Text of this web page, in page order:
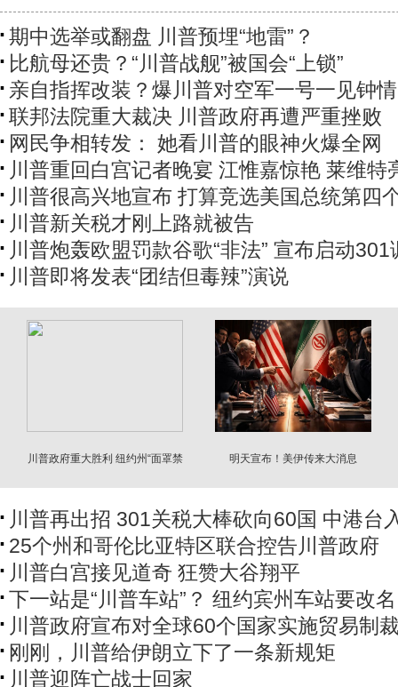
期中选举或翻盘 川普预埋“地雷”？
比航母还贵？“川普战舰”被国会“上锁”
亲自指挥改装？爆川普对空军一号一见钟情
联邦法院重大裁决 川普政府再遭严重挫败
网民争相转发： 她看川普的眼神火爆全网
川普重回白宫记者晚宴 江惟嘉惊艳 莱维特
川普很高兴地宣布 打算竞选美国总统第四
川普新关税才刚上路就被告
川普炮轰欧盟罚款谷歌“非法” 宣布启动301
川普即将发表“团结但毒辣”演说
川普政府重大胜利 纽约州“面罩禁
明天宣布！美伊传来大消息
川普再出招 301关税大棒砍向60国 中港台
25个州和哥伦比亚特区联合控告川普政府
川普白宫接见道奇 狂赞大谷翔平
下一站是“川普车站”？ 纽约宾州车站要改名
川普政府宣布对全球60个国家实施贸易制
刚刚，川普给伊朗立下了一条新规矩
川普迎阵亡战士回家